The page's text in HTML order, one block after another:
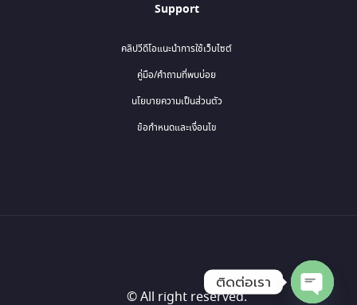
Support
คลิปวีดีโอแนะนำการใช้เว็บไซต์
คู่มือ/คำถามที่พบบ่อย
นโยบายความเป็นส่วนตัว
ข้อกำหนดและเงื่อนไข
© All right reserved.
ติดต่อเรา